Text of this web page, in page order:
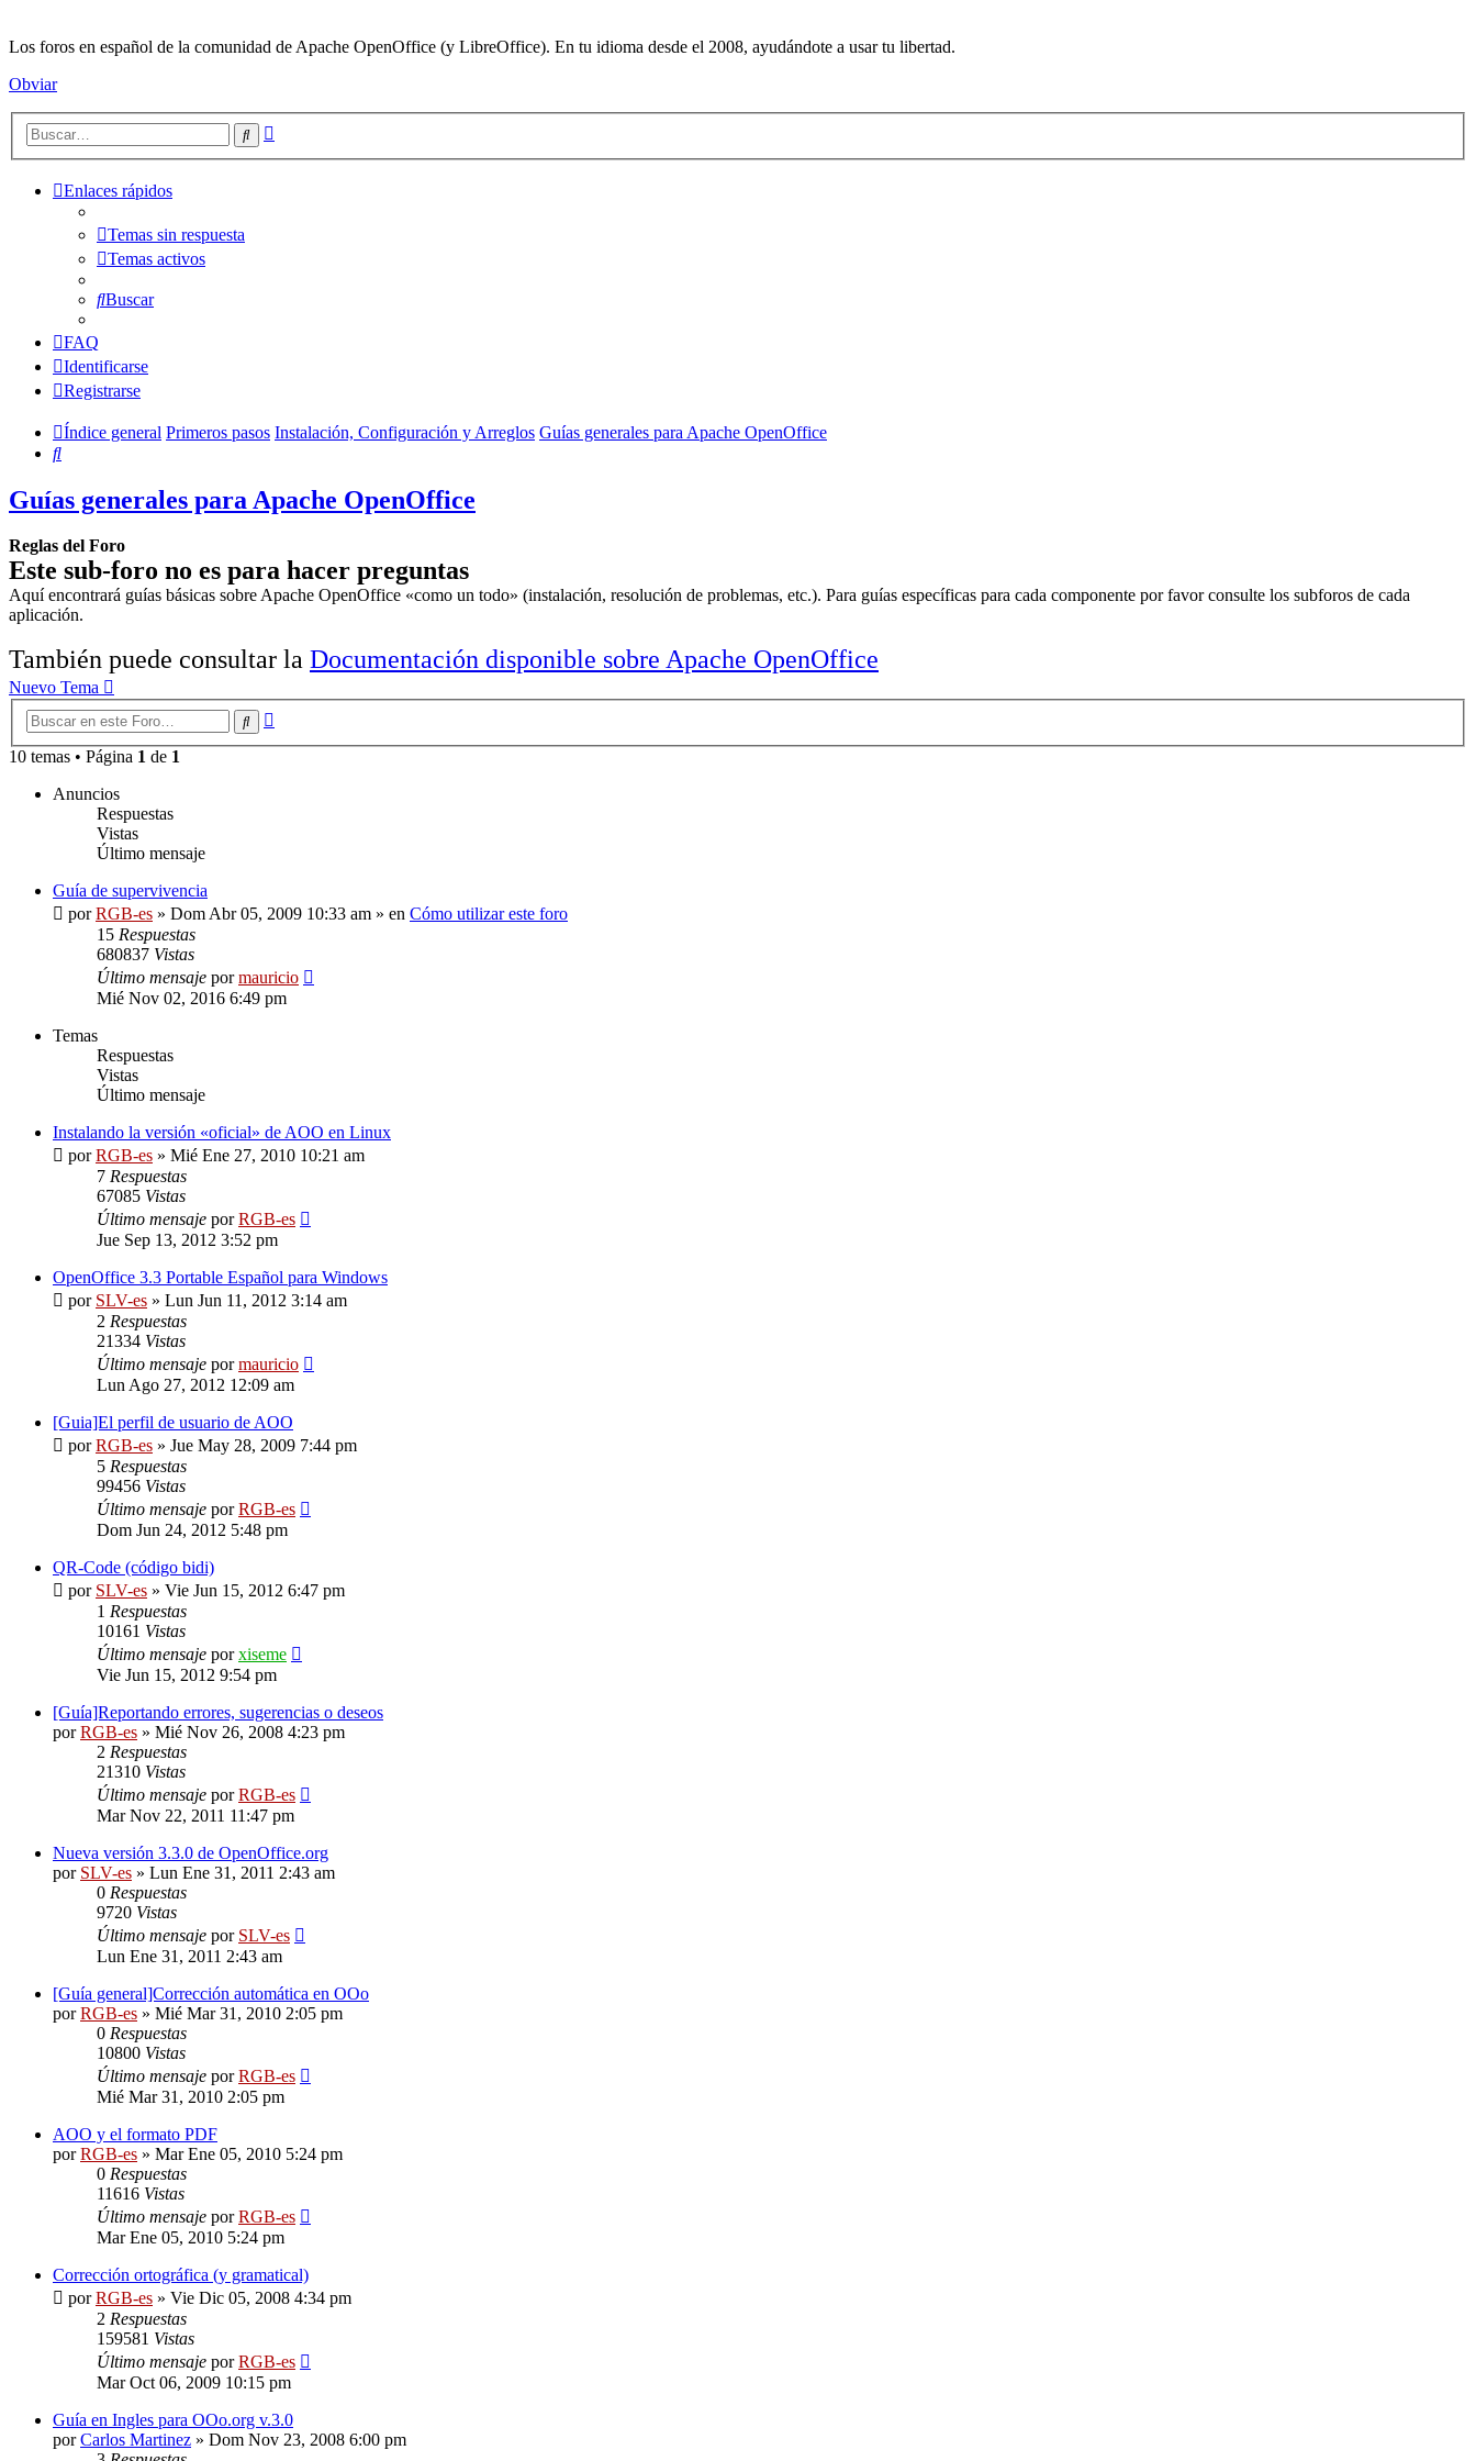
Los foros en español de la comunidad de Apache OpenOffice (y LibreOffice). En tu idioma desde el 2008, ayudándote a usar tu libertad.
Obviar
Buscar
Enlaces rápidos
Temas sin respuesta
Temas activos
Buscar
FAQ
Identificarse
Registrarse
Índice general Primeros pasos Instalación, Configuración y Arreglos Guías generales para Apache OpenOffice
Buscar
Guías generales para Apache OpenOffice
Reglas del Foro
Este sub-foro no es para hacer preguntas
Aquí encontrará guías básicas sobre Apache OpenOffice «como un todo» (instalación, resolución de problemas, etc.). Para guías específicas para cada componente por favor consulte los subforos de cada
aplicación.
También puede consultar la Documentación disponible sobre Apache OpenOffice
Nuevo Tema
Buscar
10 temas • Página 1 de 1
Anuncios
Respuestas
Vistas
Último mensaje
Guía de supervivencia
porRGB-es » Dom Abr 05, 2009 10:33 am » en Cómo utilizar este foro
15 Respuestas
680837 Vistas
Último mensaje pormauricio
Mié Nov 02, 2016 6:49 pm
Temas
Respuestas
Vistas
Último mensaje
Instalando la versión «oficial» de AOO en Linux
porRGB-es » Mié Ene 27, 2010 10:21 am
7 Respuestas
67085 Vistas
Último mensaje porRGB-es
Jue Sep 13, 2012 3:52 pm
OpenOffice 3.3 Portable Español para Windows
por SLV-es » Lun Jun 11, 2012 3:14 am
2 Respuestas
21334 Vistas
Último mensaje pormauricio
Lun Ago 27, 2012 12:09 am
[Guia]El perfil de usuario de AOO
porRGB-es » Jue May 28, 2009 7:44 pm
5 Respuestas
99456 Vistas
Último mensaje porRGB-es
Dom Jun 24, 2012 5:48 pm
QR-Code (código bidi)
por SLV-es » Vie Jun 15, 2012 6:47 pm
1 Respuestas
10161 Vistas
Último mensaje porxiseme
Vie Jun 15, 2012 9:54 pm
[Guía]Reportando errores, sugerencias o deseos
porRGB-es » Mié Nov 26, 2008 4:23 pm
2 Respuestas
21310 Vistas
Último mensaje porRGB-es
Mar Nov 22, 2011 11:47 pm
Nueva versión 3.3.0 de OpenOffice.org
por SLV-es » Lun Ene 31, 2011 2:43 am
0 Respuestas
9720 Vistas
Último mensaje por SLV-es
Lun Ene 31, 2011 2:43 am
[Guía general]Corrección automática en OOo
porRGB-es » Mié Mar 31, 2010 2:05 pm
0 Respuestas
10800 Vistas
Último mensaje porRGB-es
Mié Mar 31, 2010 2:05 pm
AOO y el formato PDF
porRGB-es » Mar Ene 05, 2010 5:24 pm
0 Respuestas
11616 Vistas
Último mensaje porRGB-es
Mar Ene 05, 2010 5:24 pm
Corrección ortográfica (y gramatical)
porRGB-es » Vie Dic 05, 2008 4:34 pm
2 Respuestas
159581 Vistas
Último mensaje porRGB-es
Mar Oct 06, 2009 10:15 pm
Guía en Ingles para OOo.org v.3.0
porCarlos Martinez » Dom Nov 23, 2008 6:00 pm